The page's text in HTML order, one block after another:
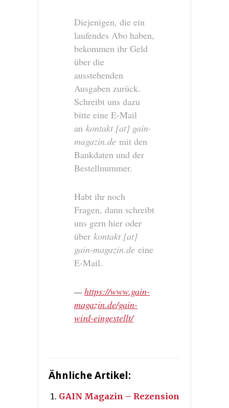
Diejenigen, die ein
laufendes Abo haben,
bekommen ihr Geld
über die
ausstehenden
Ausgaben zurück.
Schreibt uns dazu
bitte eine E-Mail
an kontakt [at] gain-
magazin.de mit den
Bankdaten und der
Bestellnummer.
Habt ihr noch
Fragen, dann schreibt
uns gern hier oder
über kontakt [at]
gain-magazin.de eine
E-Mail.
https://www.gain-
magazin.de/gain-
wird-eingestellt/
Ähnliche Artikel:
GAIN Magazin – Rezension